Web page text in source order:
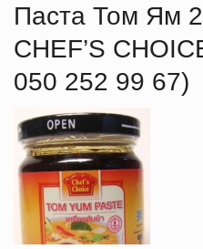
Паста Том Ям
CHEF’S
050 252 99 67)